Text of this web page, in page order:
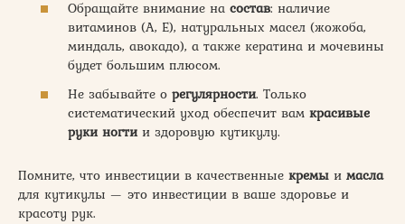
Обращайте внимание на состав: наличие
витаминов (А, Е), натуральных масел (жожоба,
миндаль, авокадо), а также кератина и мочевины
будет большим плюсом.
Не забывайте о регулярности. Только
систематический уход обеспечит вам красивые
руки ногтии здоровую кутикулу.
Помните, что инвестиции в качественные кремы и масла
для кутикулы — это инвестиции в ваше здоровье и
красоту рук.